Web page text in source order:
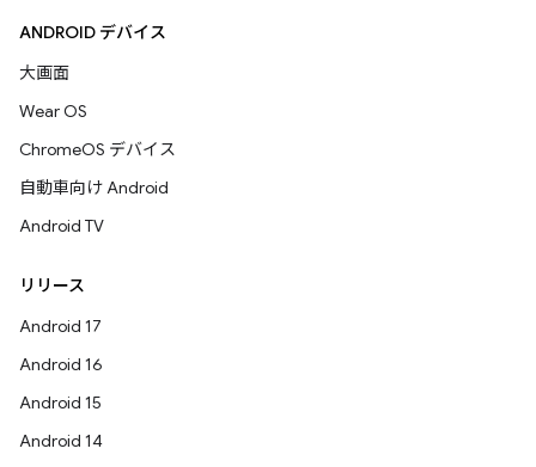
ANDROID デバイス
大画面
Wear OS
ChromeOS デバイス
自動車向け Android
Android TV
リリース
Android 17
Android 16
Android 15
Android 14